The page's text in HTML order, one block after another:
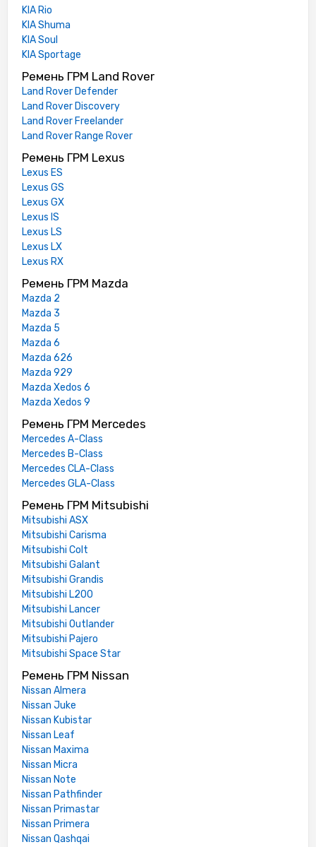
KIA Rio
KIA Shuma
KIA Soul
KIA Sportage
Ремень ГРМ Land Rover
Land Rover Defender
Land Rover Discovery
Land Rover Freelander
Land Rover Range Rover
Ремень ГРМ Lexus
Lexus ES
Lexus GS
Lexus GX
Lexus IS
Lexus LS
Lexus LX
Lexus RX
Ремень ГРМ Mazda
Mazda 2
Mazda 3
Mazda 5
Mazda 6
Mazda 626
Mazda 929
Mazda Xedos 6
Mazda Xedos 9
Ремень ГРМ Mercedes
Mercedes A-Class
Mercedes B-Class
Mercedes CLA-Class
Mercedes GLA-Class
Ремень ГРМ Mitsubishi
Mitsubishi ASX
Mitsubishi Carisma
Mitsubishi Colt
Mitsubishi Galant
Mitsubishi Grandis
Mitsubishi L200
Mitsubishi Lancer
Mitsubishi Outlander
Mitsubishi Pajero
Mitsubishi Space Star
Ремень ГРМ Nissan
Nissan Almera
Nissan Juke
Nissan Kubistar
Nissan Leaf
Nissan Maxima
Nissan Micra
Nissan Note
Nissan Pathfinder
Nissan Primastar
Nissan Primera
Nissan Qashqai